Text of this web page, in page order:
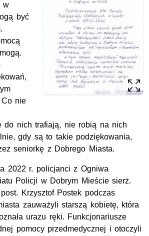
w
być
Co nie
do nich trafiają, nie robią na nich
gdy są to takie podziękowania,
seniorkę z Dobrego Miasta.
2022 r. policjanci z Ogniwa
Policji w Dobrym Mieście sierż.
Krzysztof Postek podczas
zauważyli starszą kobietę, która
urazu ręki. Funkcjonariusze
pomocy przedmedycznej i otoczyli